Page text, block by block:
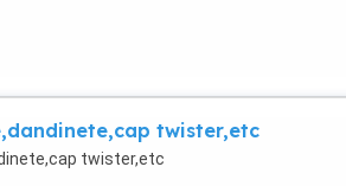
twister,etc
twister,etc